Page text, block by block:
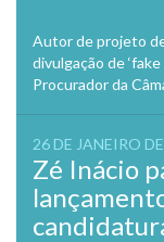
Autor de projeto
divulgação de
Procurador da
26 DE JANEIRO
Zé Inácio